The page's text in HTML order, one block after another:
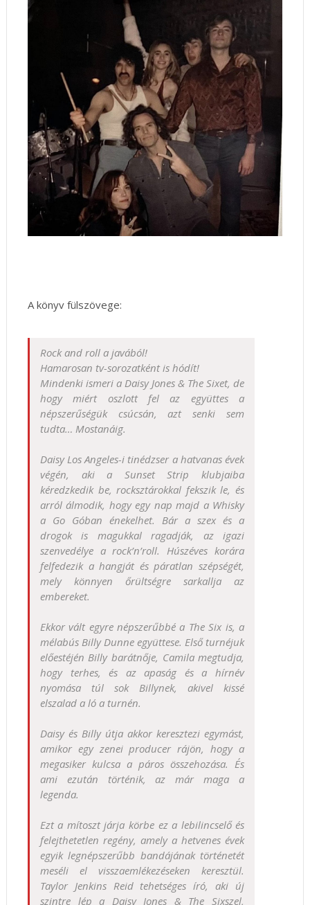
A könyv fülszövege:
Rock and roll a javából!
Hamarosan tv-sorozatként is hódít!
Mindenki ismeri a Daisy Jones & The Sixet, de
hogy miért oszlott fel az együttes a
népszerűségük csúcsán, azt senki sem
tudta… Mostanáig.
Daisy Los Angeles-i tinédzser a hatvanas évek
végén, aki a Sunset Strip klubjaiba
kéredzkedik be, rocksztárokkal fekszik le, és
arról álmodik, hogy egy nap majd a Whisky
a Go Góban énekelhet. Bár a szex és a
drogok is magukkal ragadják, az igazi
szenvedélye a rock’n’roll. Húszéves korára
felfedezik a hangját és páratlan szépségét,
mely könnyen őrültségre sarkallja az
embereket.
Ekkor vált egyre népszerűbbé a The Six is, a
mélabús Billy Dunne együttese. Első turnéjuk
előestéjén Billy barátnője, Camila megtudja,
hogy terhes, és az apaság és a hírnév
nyomása túl sok Billynek, akivel kissé
elszalad a ló a turnén.
Daisy és Billy útja akkor keresztezi egymást,
amikor egy zenei producer rájön, hogy a
megasiker kulcsa a páros összehozása. És
ami ezután történik, az már maga a
legenda.
Ezt a mítoszt járja körbe ez a lebilincselő és
felejthetetlen regény, amely a hetvenes évek
egyik legnépszerűbb bandájának történetét
meséli el visszaemlékezéseken keresztül.
Taylor Jenkins Reid tehetséges író, aki új
szintre lép a Daisy Jones & The Sixszel,